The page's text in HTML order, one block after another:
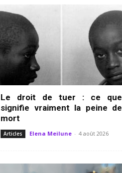
Le droit de tuer : ce que
signifie vraiment la peine de
mort
Articles Elena Meilune - 4 août 2026